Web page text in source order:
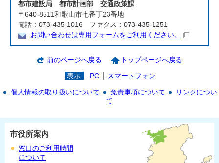
都市建設局 都市計画部 交通政策課
〒640-8511和歌山市七番丁23番地
電話：073-435-1016 ファクス：073-435-1251
お問い合わせは専用フォームをご利用ください。
前のページへ戻る トップページへ戻る
表示 PC スマートフォン
個人情報の取り扱いについて 免責事項について
リンクについ
て
市役所案内
窓口のご利用時間
について